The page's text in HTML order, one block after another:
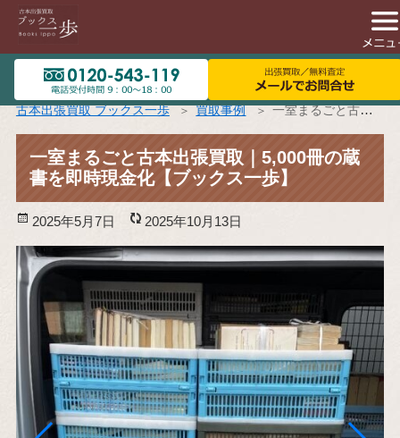
古本出張買取 ブックス一歩 買取事例 一室まるごと古本出張買取｜5,000冊の蔵書を即時現金化【ブックス一歩】
一室まるごと古本出張買取｜5,000冊の蔵
書を即時現金化【ブックス一歩】
投
稿
日:
2025年5月7日
更
新
日:
2025年10月13日